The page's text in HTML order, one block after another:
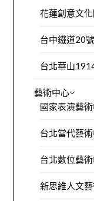
花蓮創意文
台中鐵道20
台北華山
藝術中心
國家表演藝
台北當代藝
台北數位藝
新思維人文